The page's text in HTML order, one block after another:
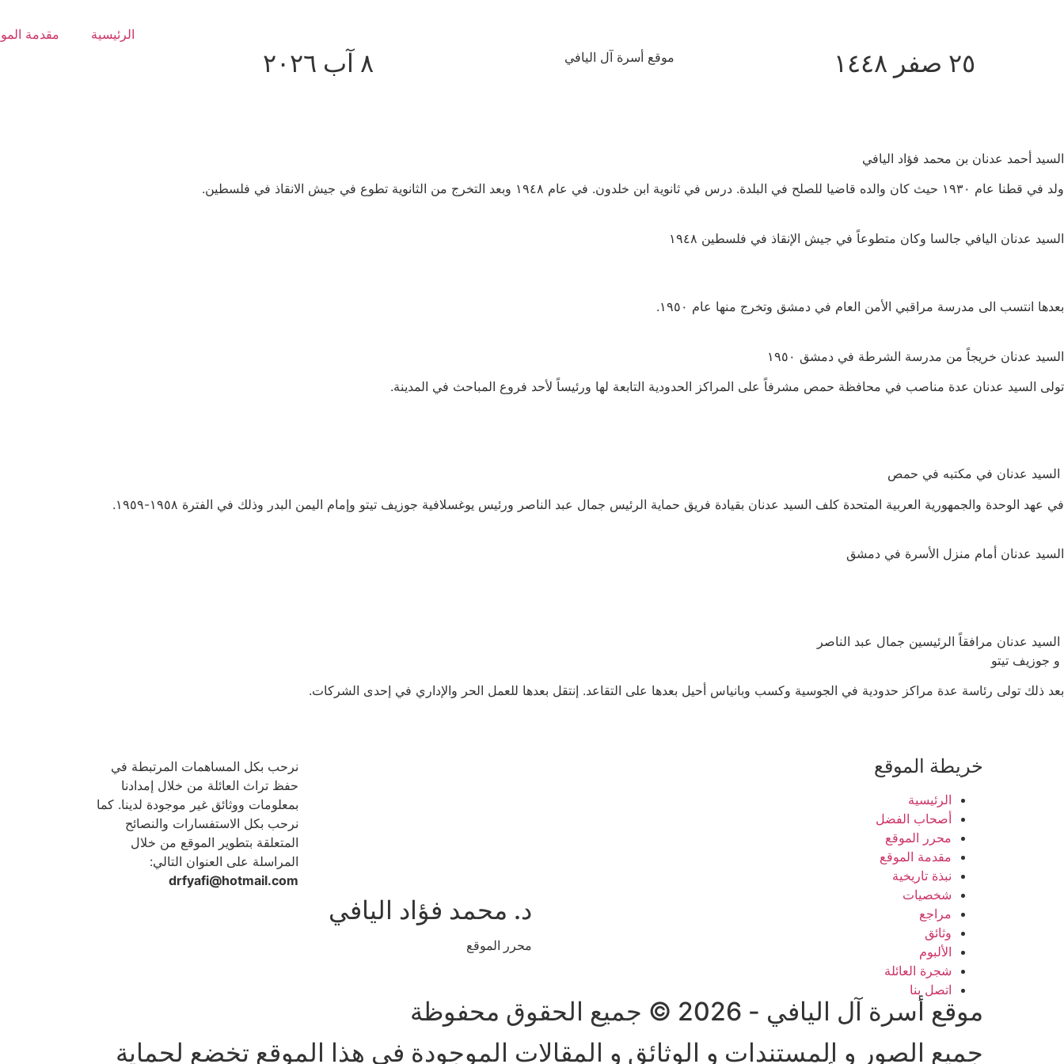
الرئيسية مقدمة
٢٥ صفر ١٤٤٨ موقع أسرة آل اليافي ٨ آب ٢٠٢٦
السيد أحمد عدنان بن محمد فؤاد اليافي
ولد في قطنا عام ١٩٣٠ حيث كان والده قاضيا للصلح في البلدة. درس في ثانوية ابن خلدون. في عام ١٩٤٨ وبعد التخرج من الثانوية تطوع في جيش الانقاذ في فلسطين.
السيد عدنان اليافي جالسا وكان متطوعاً في جيش الإنقاذ في فلسطين ١٩٤٨
بعدها انتسب الى مدرسة مراقبي الأمن العام في دمشق وتخرج منها عام ١٩٥٠.
السيد عدنان خريجاً من مدرسة الشرطة في دمشق ١٩٥٠
تولى السيد عدنان عدة مناصب في محافظة حمص مشرفاً على المراكز الحدودية التابعة لها ورئيساً لأحد فروع المباحث في المدينة.
السيد عدنان في مكتبه في حمص
في عهد الوحدة والجمهورية العربية المتحدة كلف السيد عدنان بقيادة فريق حماية الرئيس جمال عبد الناصر ورئيس يوغسلافية جوزيف تيتو وإمام اليمن البدر وذلك في الفترة ١٩٥٨-١٩٥٩.
السيد عدنان أمام منزل الأسرة في دمشق
السيد عدنان مرافقاً الرئيسين جمال عبد الناصر
و جوزيف تيتو
بعد ذلك تولى رئاسة عدة مراكز حدودية في الجوسية وكسب وبانياس أحيل بعدها على التقاعد. إنتقل بعدها للعمل الحر والإداري في إحدى الشركات.
خريطة الموقع
الرئيسية
أصحاب الفضل
محرر الموقع
مقدمة الموقع
نبذة تاريخية
شخصيات
مراجع
وثائق
الألبوم
شجرة العائلة
اتصل بنا
نرحب بكل المساهمات المرتبطة في
حفظ تراث العائلة من خلال إمدادنا
بمعلومات ووثائق غير موجودة لدينا. كما
نرحب بكل الاستفسارات والنصائح
المتعلقة بتطوير الموقع من خلال
المراسلة على العنوان التالي:
drfyafi@hotmail.com
د. محمد فؤاد اليافي
محرر الموقع
موقع أسرة آل اليافي - 2026 © جميع الحقوق محفوظة
جميع الصور و المستندات و الوثائق و المقالات الموجودة في هذا الموقع تخضع لحماية